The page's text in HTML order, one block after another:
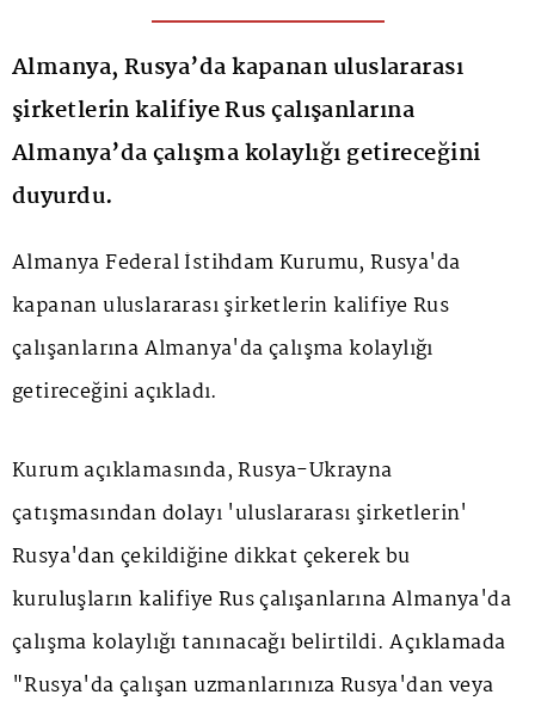
Almanya, Rusya’da kapanan uluslararası
şirketlerin kalifiye Rus çalışanlarına
Almanya’da çalışma kolaylığı getireceğini
duyurdu.
Almanya Federal İstihdam Kurumu, Rusya'da
kapanan uluslararası şirketlerin kalifiye Rus
çalışanlarına Almanya'da çalışma kolaylığı
getireceğini açıkladı.
Kurum açıklamasında, Rusya-Ukrayna
çatışmasından dolayı 'uluslararası şirketlerin'
Rusya'dan çekildiğine dikkat çekerek bu
kuruluşların kalifiye Rus çalışanlarına Almanya'da
çalışma kolaylığı tanınacağı belirtildi. Açıklamada
"Rusya'da çalışan uzmanlarınıza Rusya'dan veya